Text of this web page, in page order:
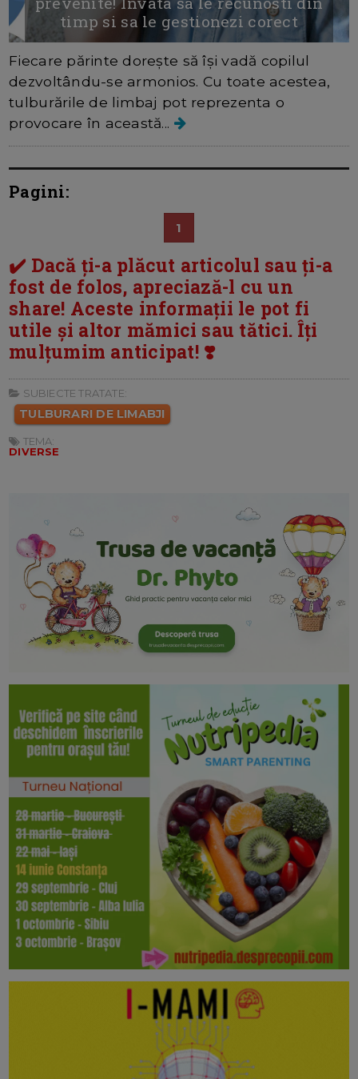
timp si sa le gestionezi corect
Fiecare părinte dorește să își vadă copilul
dezvoltându-se armonios. Cu toate acestea,
tulburările de limbaj pot reprezenta o
provocare în această...
Pagini:
1
✔️ Dacă ți-a plăcut articolul sau ți-a
fost de folos, apreciază-l cu un
share! Aceste informații le pot fi
utile și altor mămici sau tătici. Îți
mulțumim anticipat! ❣️
SUBIECTE TRATATE:
TULBURARI DE LIMABJI
TEMA:
DIVERSE